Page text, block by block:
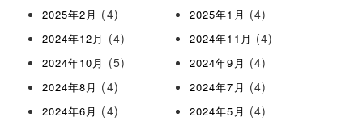
2025年2月 (4) 2025年1月 (4)
2024年12月 (4) 2024年11月 (4)
2024年10月 (5) 2024年9月 (4)
2024年8月 (4) 2024年7月 (4)
2024年6月 (4) 2024年5月 (4)